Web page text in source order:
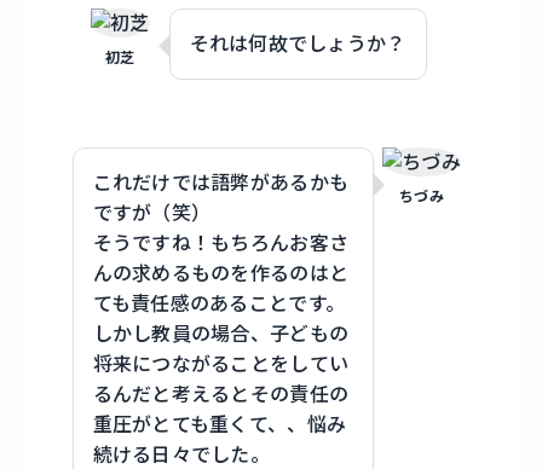
初芝
それは何故でしょうか？
ちづみ
これだけでは語弊があるかも
ですが（笑）
そうですね！もちろんお客さ
んの求めるものを作るのはと
ても責任感のあることです。
しかし教員の場合、子どもの
将来につながることをしてい
るんだと考えるとその責任の
重圧がとても重くて、、悩み
続ける日々でした。